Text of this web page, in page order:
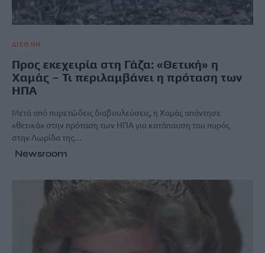
ΔΙΕΘΝΗ
Προς εκεχειρία στη Γάζα: «Θετική» η
Χαμάς – Τι περιλαμβάνει η πρόταση των
ΗΠΑ
Μετά από πυρετώδεις διαβουλεύσεις, η Χαμάς απάντησε
«θετικά» στην πρόταση των ΗΠΑ για κατάπαυση του πυρός
στην Λωρίδα της…
Newsroom